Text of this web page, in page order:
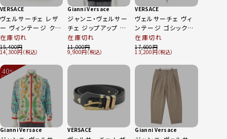
VERSACE
ヴェルサーチェ レザ
ー ヴィンテージ クロ
コ型押し チェーン シ
ョルダーバッグ ブラッ
ク
在庫切れ
15,400
14,300
Gianni Versace
ジャンニ・ヴェルサー
チェ ジップアップ ニ
ット トップス マルチ
カラー
在庫切れ
11,000
9,900
VERSACE
ヴェルサーチェ ヴィ
ンテージ ゴシックク
ロス チェーン ベルト
アンティークシルバー
在庫切れ
17,600
13,200
40%
OFF
Gianni Versace VERSACE Gianni Versace